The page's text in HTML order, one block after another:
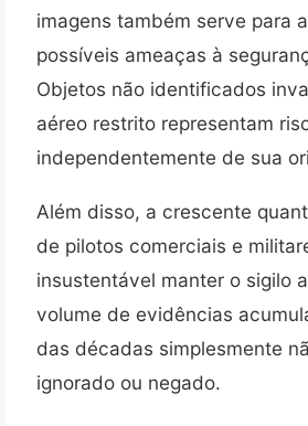
imagens também serve para
possíveis ameaças à
Objetos não identificados
aéreo restrito representam
independentemente de sua
Além disso, a crescente
de pilotos comerciais e
insustentável manter o sigilo
volume de evidências
das décadas simplesmente
ignorado ou negado.